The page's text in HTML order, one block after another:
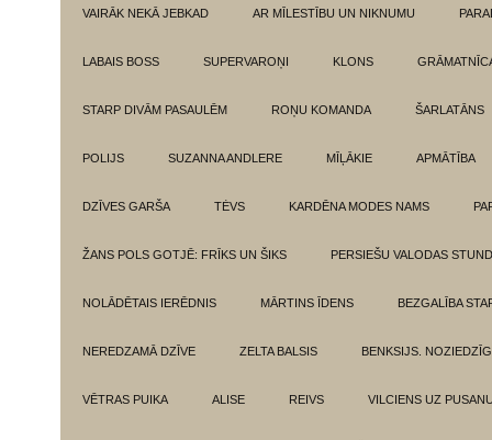
VAIRĀK NEKĀ JEBKAD AR MĪLESTĪBU UN NIKNUMU
LABAIS BOSS SUPERVAROŅI KLONS
STARP DIVĀM PASAULĒM ROŅU KOMANDA ŠARLATĀNS
POLIJS SUZANNA ANDLERE MĪĻĀKIE APMĀTĪBA
DZĪVES GARŠA TĖVS KARDĒNA MODES NAMS
ŽANS POLS GOTJĒ: FRĪKS UN ŠIKS PERSIEŠU VALODAS
NOLĀDĒTAIS IERĒDNIS MĀRTINS ĪDENS BEZGALĪBA
NEREDZAMĀ DZĪVE ZELTA BALSIS BENKSIJS.
VĒTRAS PUIKA ALISE REIVS VILCIENS UZ